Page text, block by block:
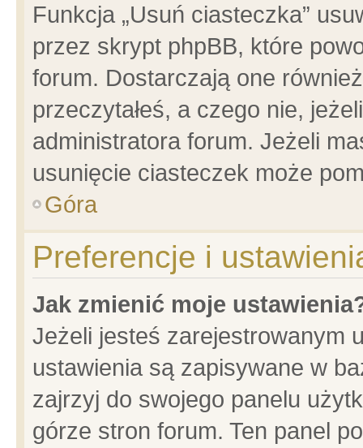
Funkcja „Usuń ciasteczka”
przez skrypt phpBB, które
forum. Dostarczają one
przeczytałeś, a czego nie,
administratora forum. Jeżeli
usunięcie ciasteczek może
Góra
Preferencje i
Jak zmienić moje
Jeżeli jesteś zarejestrowanym
ustawienia są zapisywane w
zajrzyj do swojego panelu
górze stron forum. Ten panel